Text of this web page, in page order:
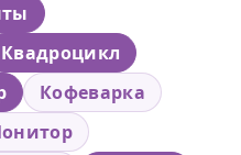
Квадроцикл
Кофеварка